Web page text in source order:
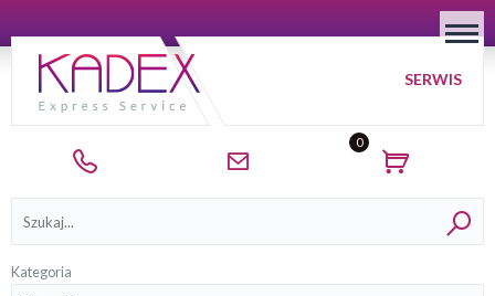
0
SERWIS
Kategoria
Kategorie